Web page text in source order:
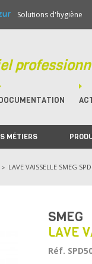
Solutions d'hygiène
MÉTIERS
LAVE VAISSELLE SMEG
SMEG
LAVE
Réf.